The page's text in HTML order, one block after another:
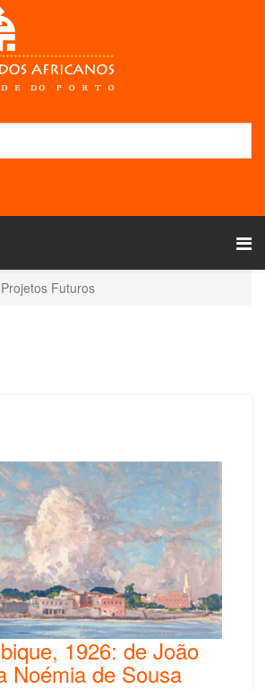
Projetos Futuros
1926: de João
Noémia de Sousa